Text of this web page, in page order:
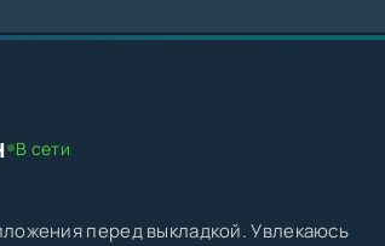
В сети
перед выкладкой. Увлекаюсь